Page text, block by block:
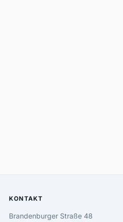
KONTAKT
Brandenburger Straße 48